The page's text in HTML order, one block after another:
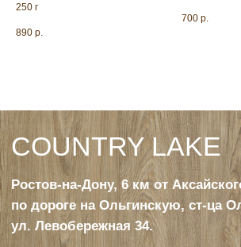
250 г
890 р.
700 р.